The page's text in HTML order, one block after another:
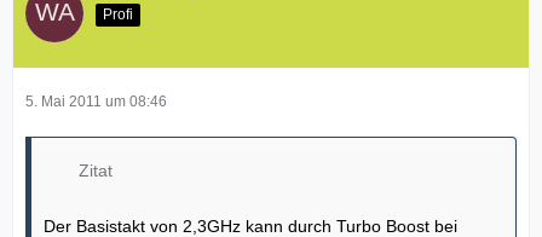
Profi
5. Mai 2011 um 08:46
Zitat
Der Basistakt von 2,3GHz kann durch Turbo Boost bei